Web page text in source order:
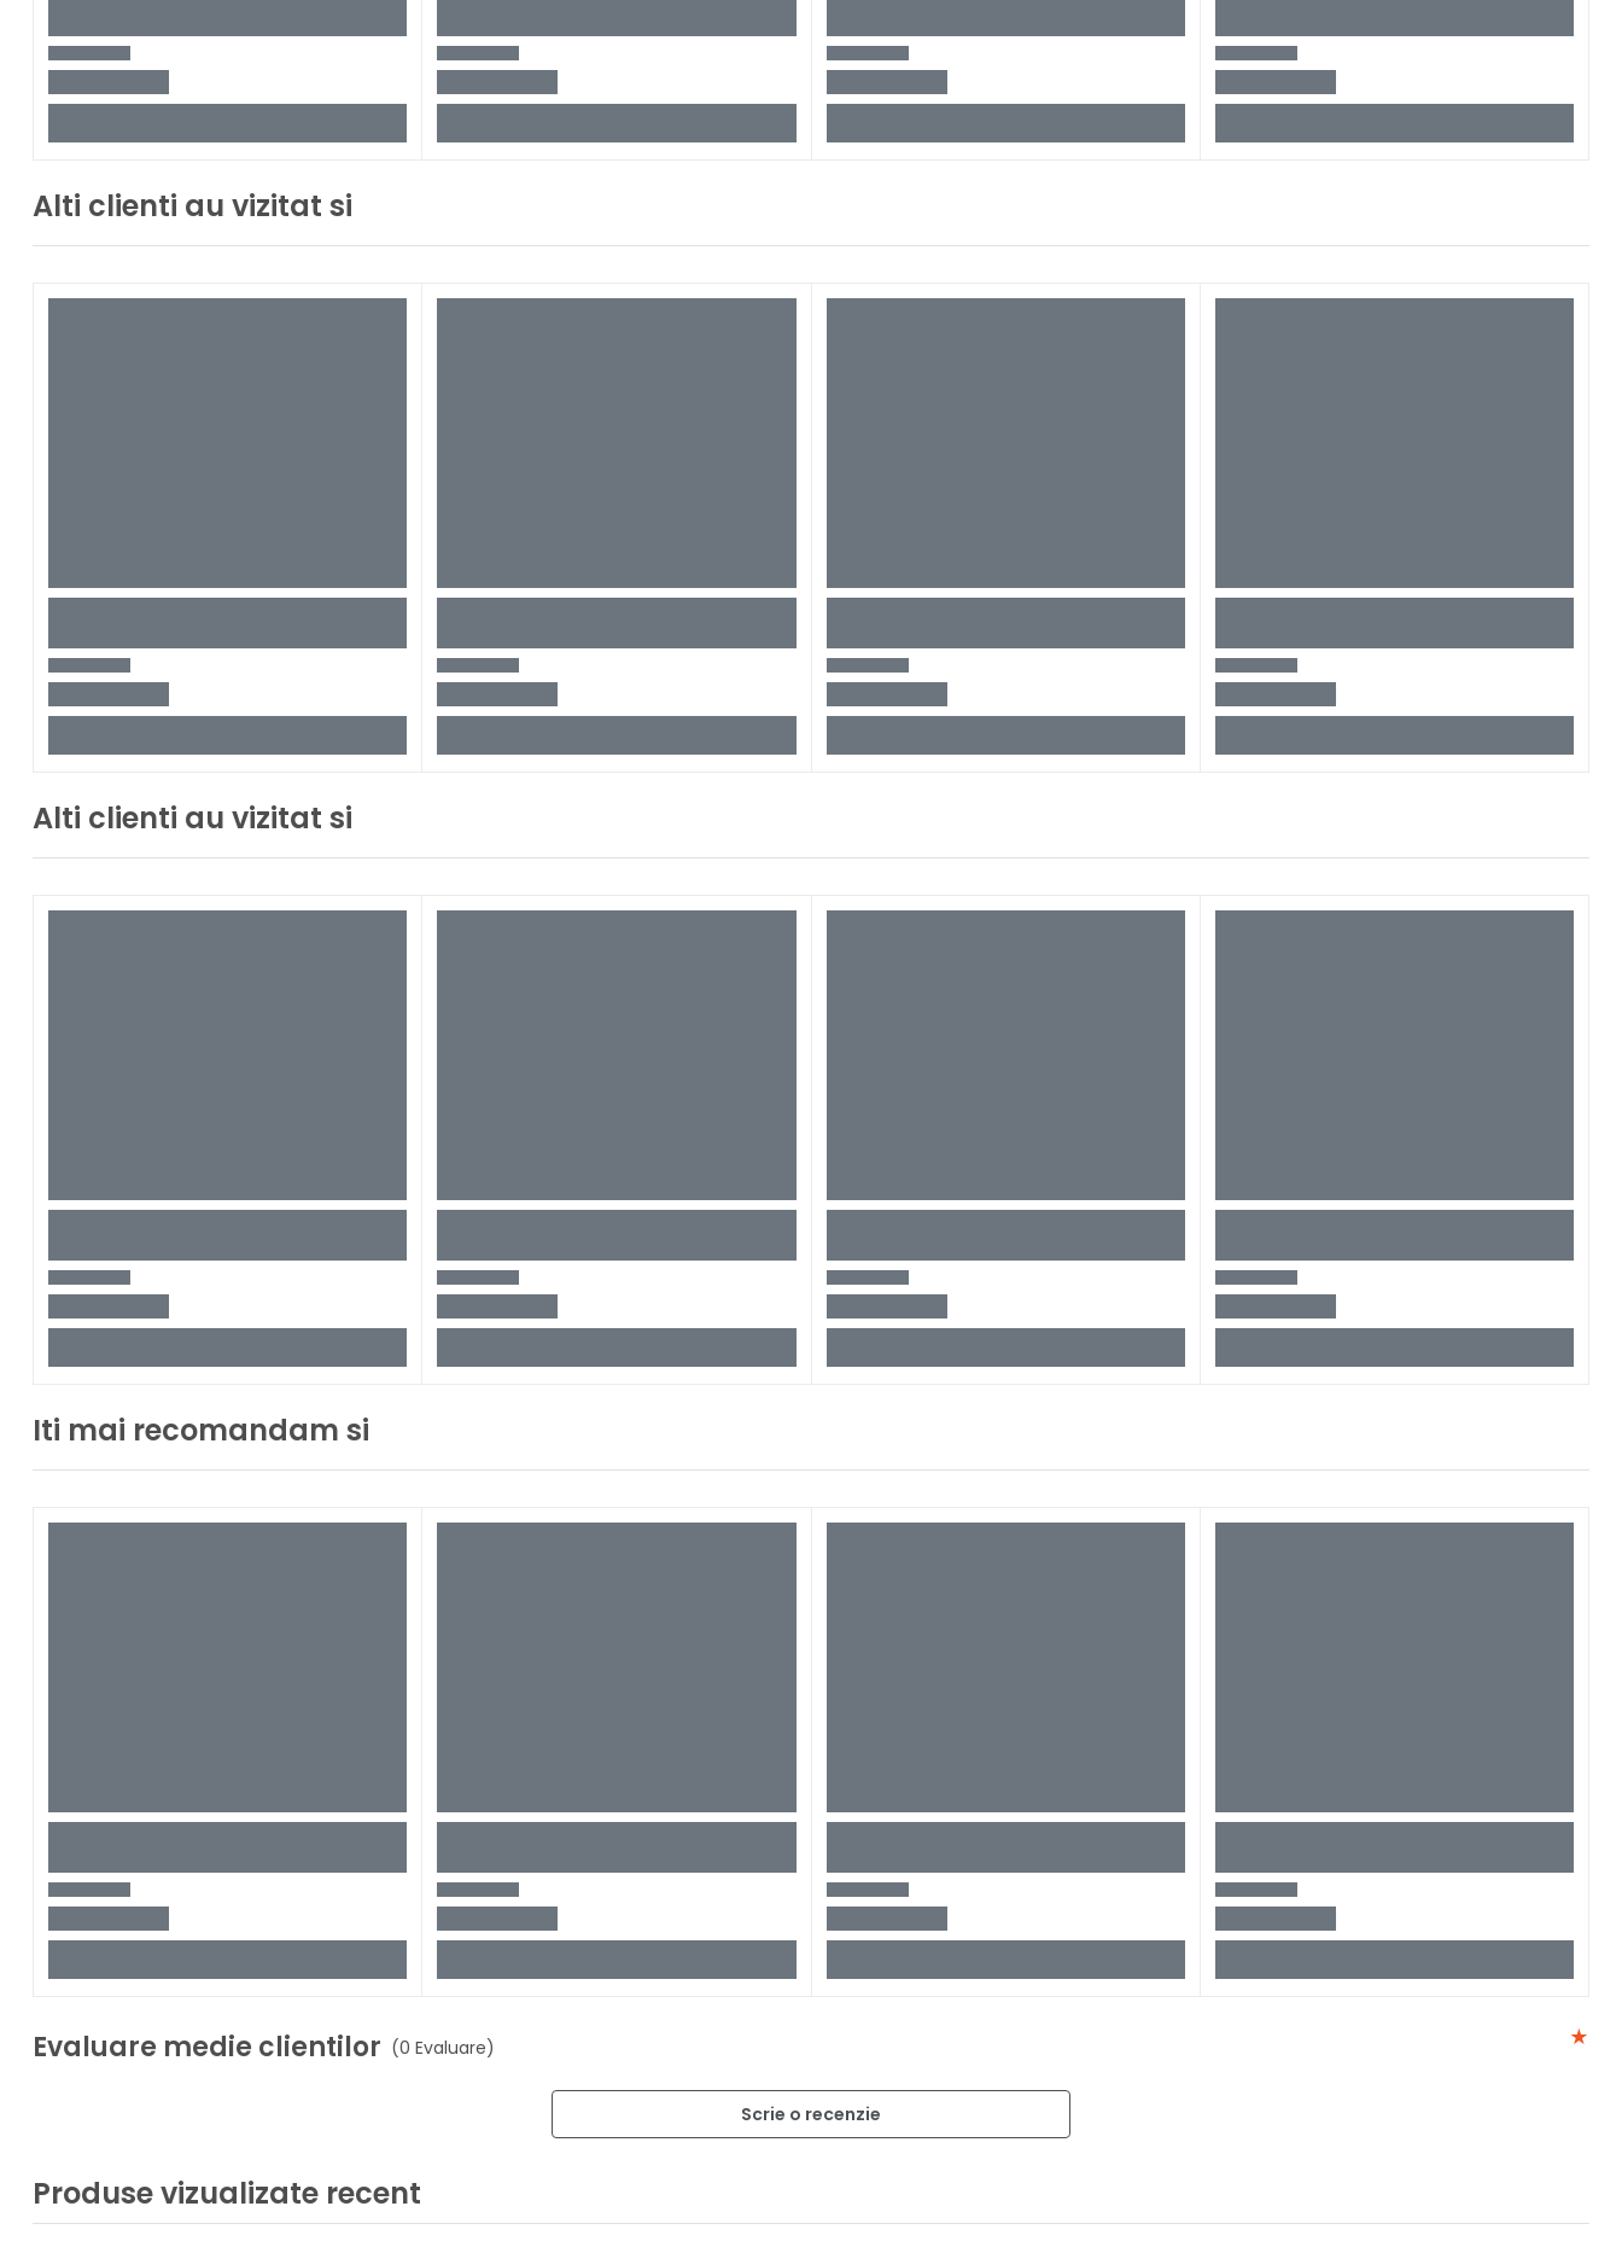
Alti clienti au vizitat si
Alti clienti au vizitat si
Iti mai recomandam si
Evaluare medie clientilor (0 Evaluare)
Scrie o recenzie
Produse vizualizate recent